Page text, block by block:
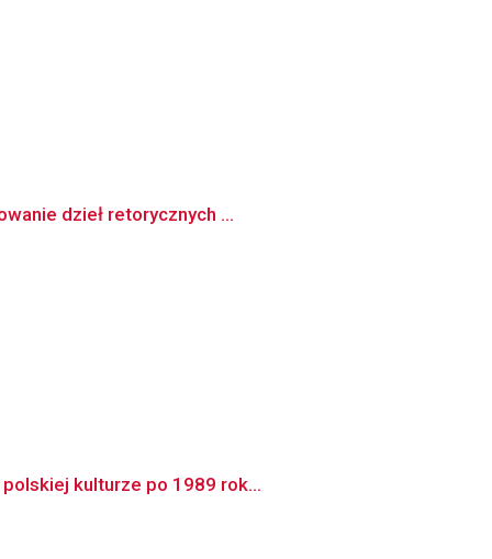
dzieł retorycznych ...
kulturze po 1989 rok...